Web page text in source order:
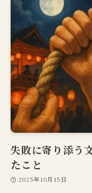
失敗に寄り添う
たこと
2025年10月15日